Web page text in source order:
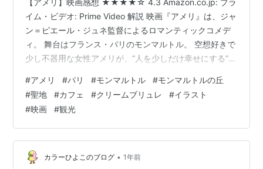
【アメリ】映画感想 ★★★★☆ 4.3 Amazon.co.jp: プラ
イム・ビデオ: Prime Video 解説 映画『アメリ』は、ジャ
ン＝ピエール・ジュネ監督によるロマンティックコメデ
ィ。 舞台はフランス・パリのモンマルトル。 空想好きで
少し不器用な女性アメリが、“人を少しだけ幸せにする”こ
す。 感想 ■ 日常の“小さな幸せ”が刺さる アメリの好きな
ことは 豆袋に手を入れる クリームブリュレの表面を割る
など、本当にささいなこと。 でもそれがすごく印象に残
るんですよね。 「こういう小さな幸せ、いいな」と見て
いて自然と感じられる作品でした。 …
#アメリ #パリ #モンマルトル #モンマルトルの丘
#聖地 #カフェ #クリームブリュレ #イラスト
#映画 #観光
カラーひよこのブログ • 1年前